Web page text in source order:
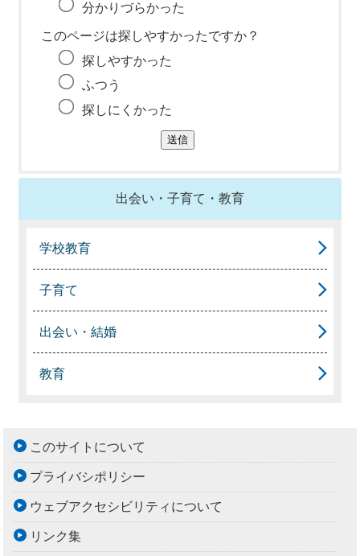
分かりづらかった
このページは探しやすかったですか？
探しやすかった
ふつう
探しにくかった
出会い・子育て・教育
学校教育
子育て
出会い・結婚
教育
このサイトについて
プライバシポリシー
ウェブアクセシビリティについて
リンク集